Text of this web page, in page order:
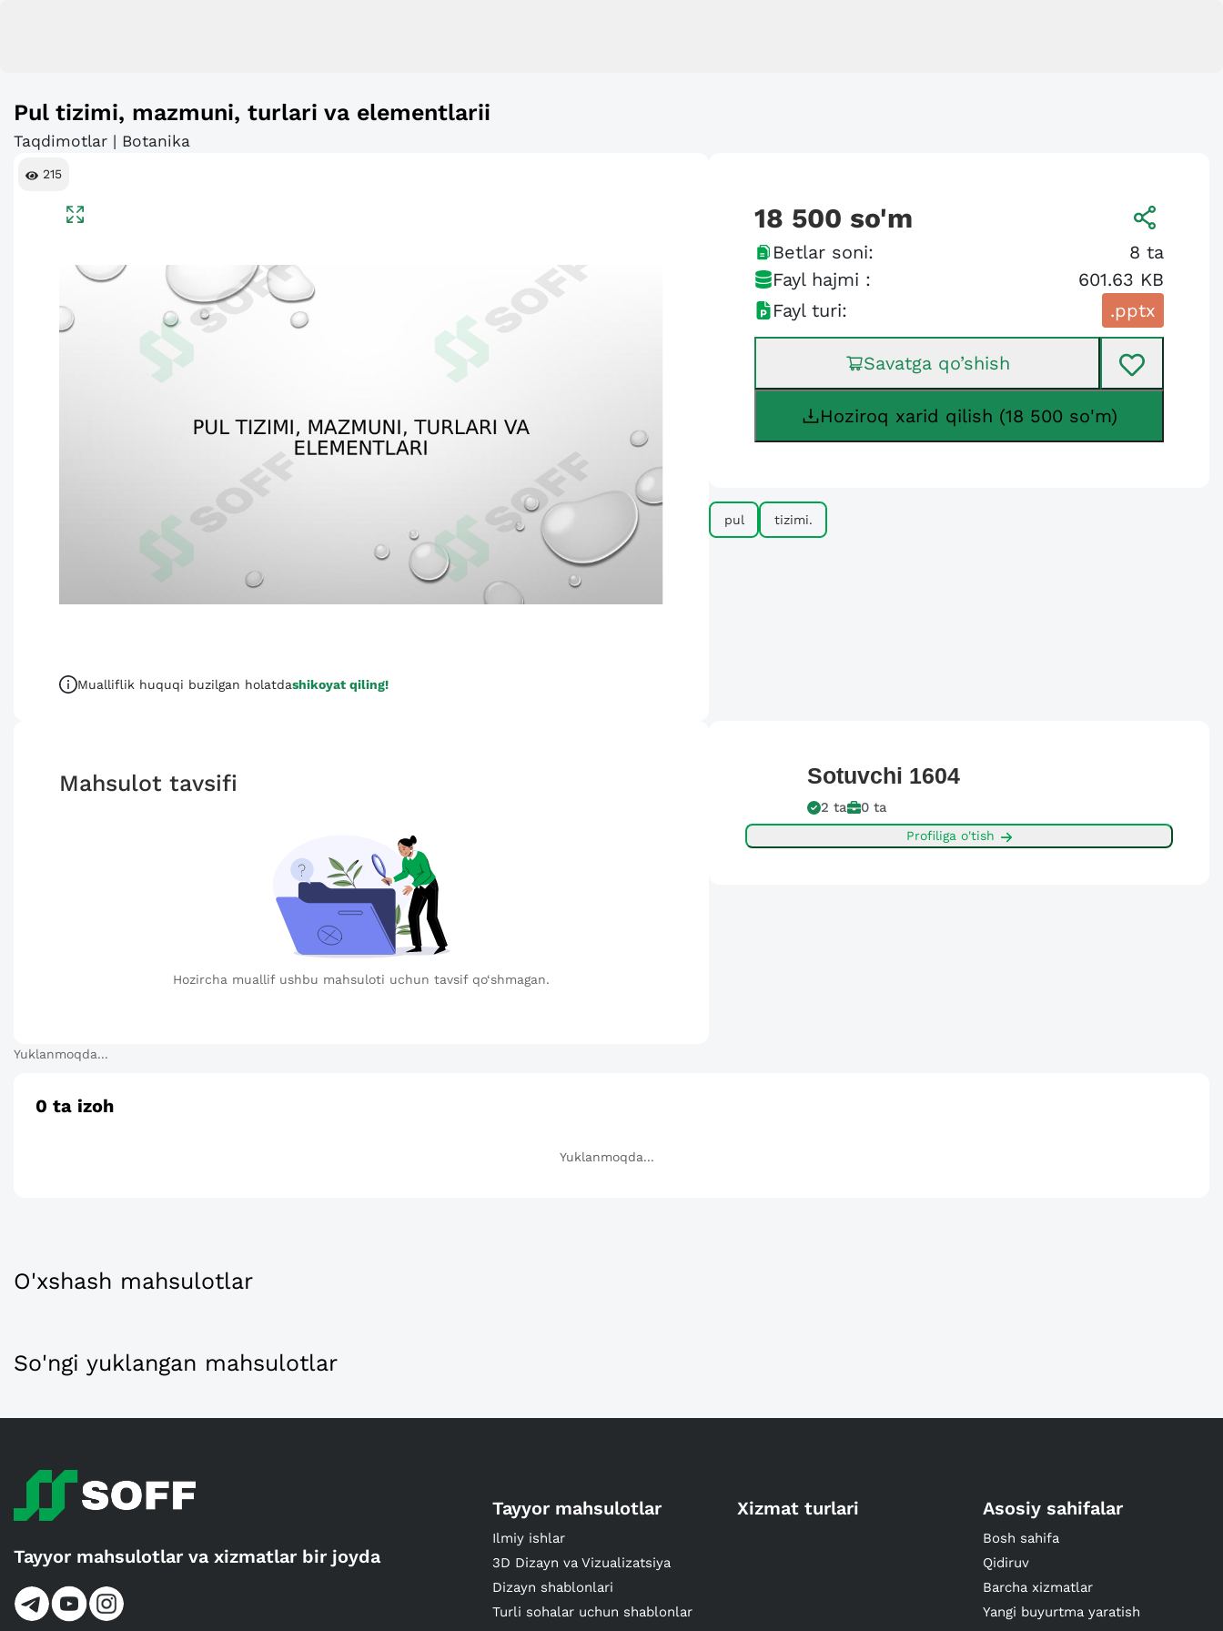
Pul tizimi, mazmuni, turlari va elementlarii
Taqdimotlar | Botanika
215
Mualliflik huquqi buzilgan holatdashikoyat qiling!
18 500 so'm
Betlar soni: 8 ta
Fayl hajmi :
601.63 KB
Fayl turi:
.pptx
Savatga qo’shish
Hoziroq xarid qilish (18 500 so'm)
pul tizimi.
Mahsulot tavsifi
Hozircha muallif ushbu mahsuloti uchun tavsif qo‘shmagan.
Sotuvchi 1604
2 ta 0 ta
Profiliga o'tish
Yuklanmoqda...
0 ta izoh
Yuklanmoqda...
O'xshash mahsulotlar
So'ngi yuklangan mahsulotlar
Tayyor mahsulotlar va xizmatlar bir joyda
Tayyor mahsulotlar
Ilmiy ishlar
3D Dizayn va Vizualizatsiya
Dizayn shablonlari
Turli sohalar uchun shablonlar
Xizmat turlari Asosiy sahifalar
Bosh sahifa
Qidiruv
Barcha xizmatlar
Yangi buyurtma yaratish